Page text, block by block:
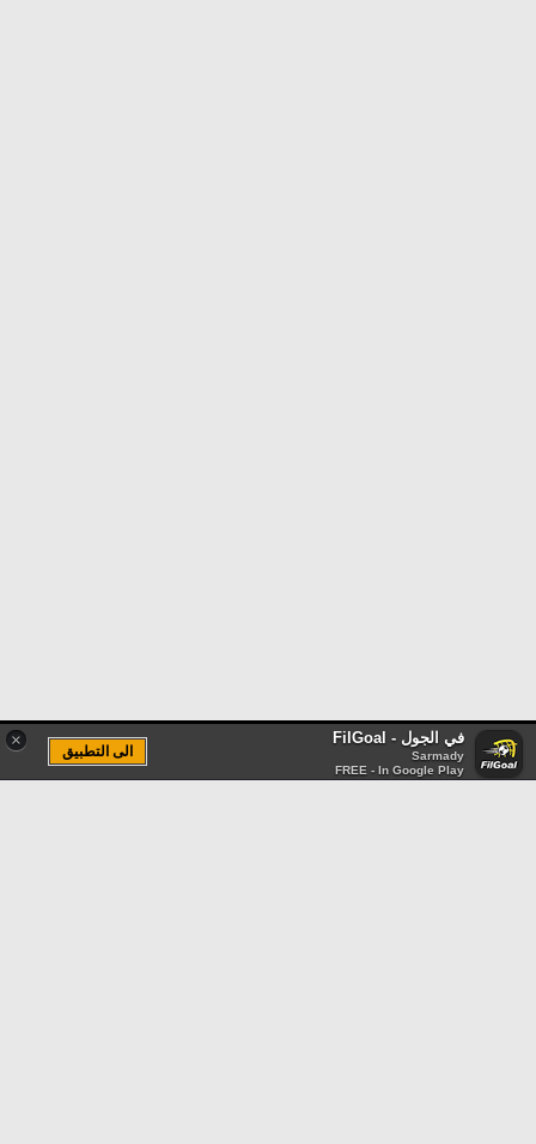
× في الجول - FilGoal
Sarmady
FREE - In Google Play
الى التطبيق